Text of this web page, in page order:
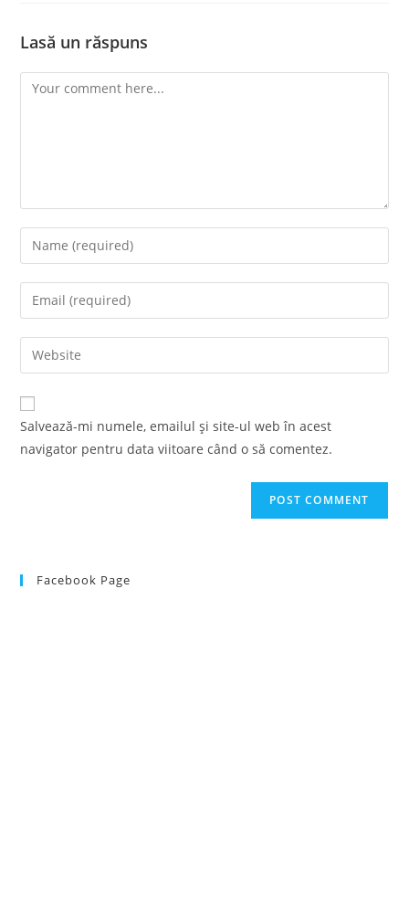
Lasă un răspuns
Comment
Enter
your
name
comment
Enter
your
email
address
comment
Enter
your
website
URL
Salvează-mi numele, emailul și site-ul web în acest
navigator pentru data viitoare când o să comentez.
Facebook Page